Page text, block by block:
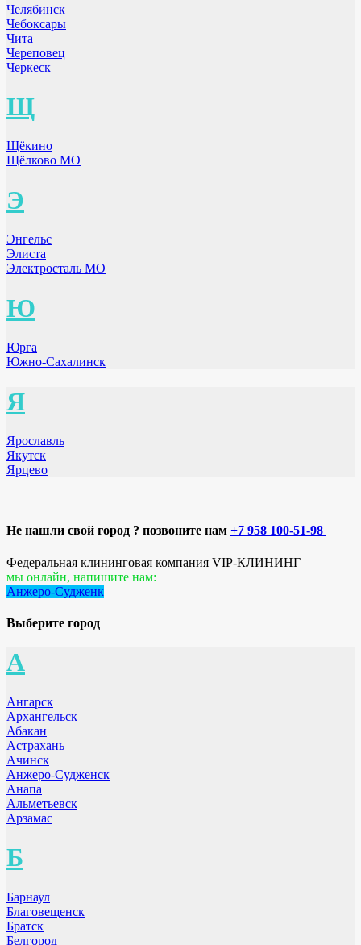
Челябинск
Чебоксары
Чита
Череповец
Черкеск
Щ
Щёкино
Щёлково МО
Э
Энгельс
Элиста
Электросталь МО
Ю
Юрга
Южно-Сахалинск
Я
Ярославль
Якутск
Ярцево
Не нашли свой город ? позвоните нам +7 958 100-51-98
Федеральная клининговая компания VIP-КЛИНИНГ
мы онлайн, напишите нам:
Анжеро-Судженк
Выберите город
А
Ангарск
Архангельск
Абакан
Астрахань
Ачинск
Анжеро-Судженск
Анапа
Альметьевск
Арзамас
Б
Барнаул
Благовещенск
Братск
Белгород